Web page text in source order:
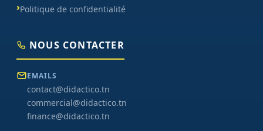
Politique de confidentialité
NOUS CONTACTER
EMAILS
contact@didactico.tn
commercial@didactico.tn
finance@didactico.tn